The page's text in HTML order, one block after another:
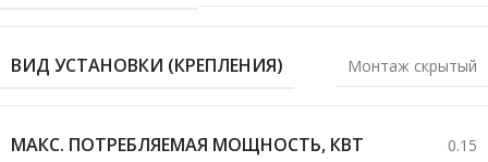
ВИД УСТАНОВКИ (КРЕПЛЕНИЯ) Монтаж скрытый
МАКС. ПОТРЕБЛЯЕМАЯ МОЩНОСТЬ, КВТ 0.15